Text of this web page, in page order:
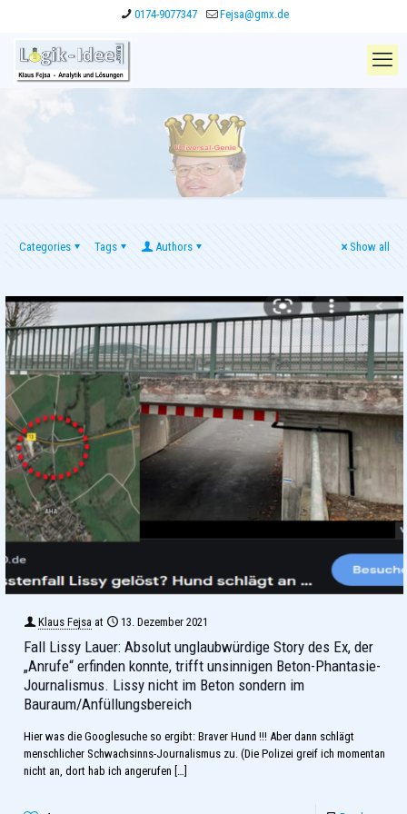
0174-9077347 Fejsa@gmx.de
Categories Tags Authors Show all
Klaus Fejsa at 13. Dezember 2021
Fall Lissy Lauer: Absolut unglaubwürdige Story des Ex, der
„Anrufe“ erfinden konnte, trifft unsinnigen Beton-Phantasie-
Journalismus. Lissy nicht im Beton sondern im
Bauraum/Anfüllungsbereich
Hier was die Googlesuche so ergibt: Braver Hund !!! Aber dann schlägt
menschlicher Schwachsinns-Journalismus zu. (Die Polizei greif ich momentan
nicht an, dort hab ich angerufen […]